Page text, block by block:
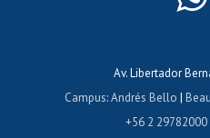
Av. Libertador
Campus:Andrés Bello |
+56 2 29782000